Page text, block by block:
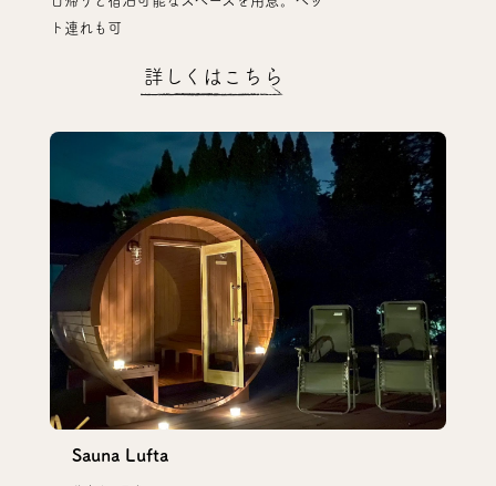
ト連れも可
詳しくはこちら
Sauna Lufta